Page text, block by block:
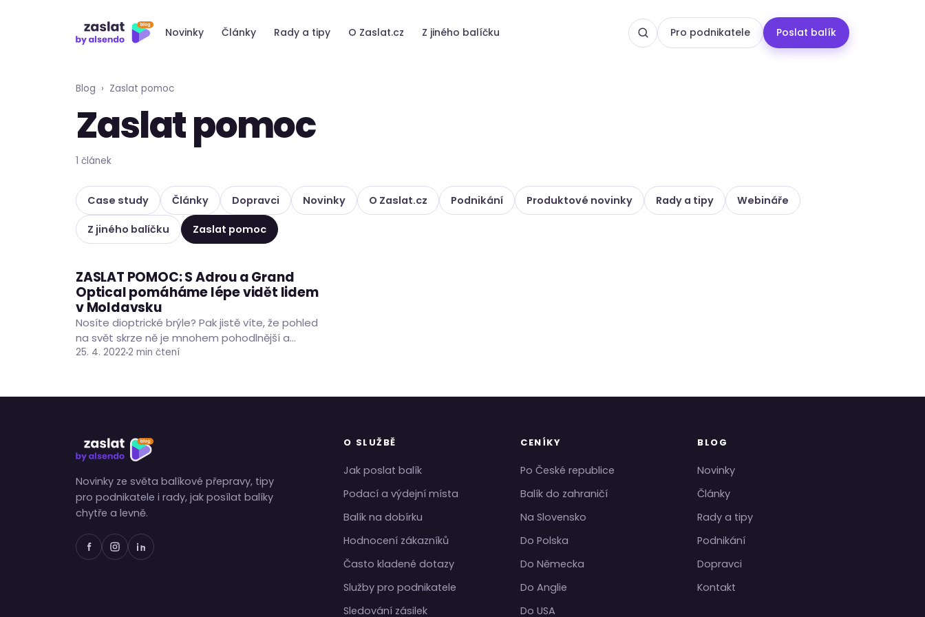
Novinky Články Rady a tipy O Zaslat.cz Z jiného balíčku Pro podnikatele Poslat balík
Blog › Zaslat pomoc
Zaslat pomoc
1 článek
Case study Články Dopravci Novinky O Zaslat.cz Podnikání Produktové novinky Rady a tipy Webináře
Z jiného balíčku Zaslat pomoc
ZASLAT POMOC
ZASLAT POMOC: S Adrou a Grand
Optical pomáháme lépe vidět lidem
v Moldavsku
Nosíte dioptrické brýle? Pak jistě víte, že pohled
na svět skrze ně je mnohem pohodlnější a
čistší, než ten bez nich. Obecně prospěšné
25. 4. 2022 2 min čtení
Novinky ze světa balíkové přepravy, tipy
pro podnikatele i rady, jak posílat balíky
chytře a levně.
O SLUŽBĚ
Jak poslat balík
Podací a výdejní místa
Balík na dobírku
Hodnocení zákazníků
Často kladené dotazy
Služby pro podnikatele
Sledování zásilek
CENÍKY
Po České republice
Balík do zahraničí
Na Slovensko
Do Polska
Do Německa
Do Anglie
Do USA
BLOG
Novinky
Články
Rady a tipy
Podnikání
Dopravci
Kontakt